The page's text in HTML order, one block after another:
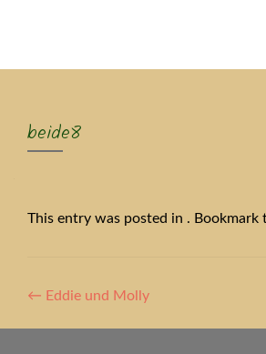
beide8
This entry was posted in . Bookmark
Artikel-
Navigation
← Eddie und Molly